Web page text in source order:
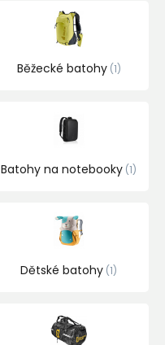
Běžecké batohy 1
Batohy na notebooky 1
Dětské batohy 1